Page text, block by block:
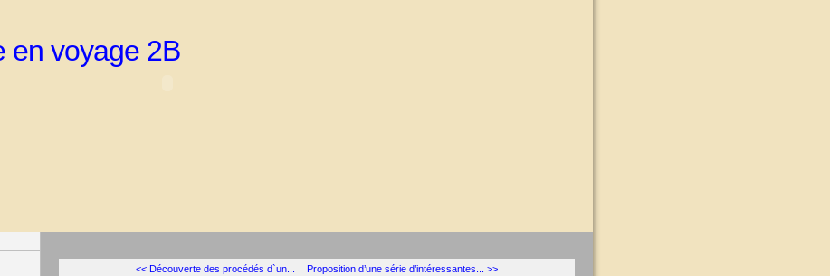
<< Découverte des procédés d`un... Proposition d’une série d’intéressantes... >>